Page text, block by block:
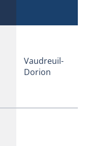
Vaudreuil-
Dorion